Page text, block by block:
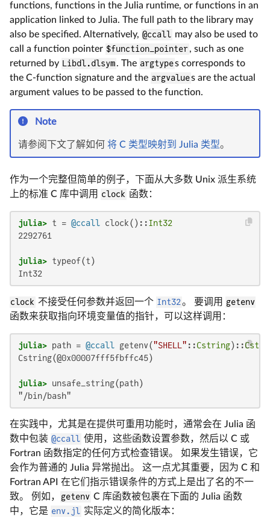
functions, functions in the Julia runtime, or functions in an
application linked to Julia. The full path to the library may
also be specified. Alternatively, @ccall may also be used to
call a function pointer $function_pointer, such as one
returned by Libdl.dlsym. The argtypes corresponds to
the C-function signature and the argvalues are the actual
argument values to be passed to the function.
Note
请参阅下文了解如何 将 C 类型映射到 Julia 类型。
作为一个完整但简单的例子，下面从大多数 Unix 派生系统
上的标准 C 库中调用 clock 函数：
julia> t = @ccall clock()::Int32
2292761
julia>
Int32
clock 不接受任何参数并返回一个 Int32。 要调用 getenv
函数来获取指向环境变量值的指针，可以这样调用：
julia> path = @ccall getenv("SHELL" ::Cstring)::
Cstring(@0x00007fff5fbffc45)
julia>
"/bin/bash"
在实践中，尤其是在提供可重用功能时，通常会在 Julia 函
数中包装 @ccall 使用，这些函数设置参数，然后以 C 或
Fortran 函数指定的任何方式检查错误。 如果发生错误，它
会作为普通的 Julia 异常抛出。 这一点尤其重要，因为 C 和
Fortran API 在它们指示错误条件的方式上是出了名的不一
致。 例如，
getenv C 库函数被包裹在下面的 Julia 函数
中，它是 env.jl 实际定义的简化版本：